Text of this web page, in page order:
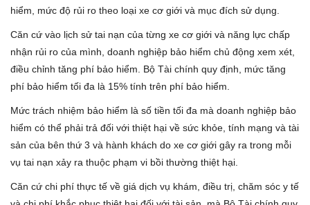
hiểm, mức độ rủi ro theo loại xe cơ giới và mục đích sử dụng.
Căn cứ vào lịch sử tai nạn của từng xe cơ giới và năng lực chấp
nhận rủi ro của mình, doanh nghiệp bảo hiểm chủ động xem xét,
điều chỉnh tăng phí bảo hiểm. Bộ Tài chính quy định, mức tăng
phí bảo hiểm tối đa là 15% tính trên phí bảo hiểm.
Mức trách nhiệm bảo hiểm là số tiền tối đa mà doanh nghiệp bảo
hiểm có thể phải trả đối với thiệt hại về sức khỏe, tính mạng và tài
sản của bên thứ 3 và hành khách do xe cơ giới gây ra trong mỗi
vụ tai nạn xảy ra thuộc phạm vi bồi thường thiệt hại.
Căn cứ chi phí thực tế về giá dịch vụ khám, điều trị, chăm sóc y tế